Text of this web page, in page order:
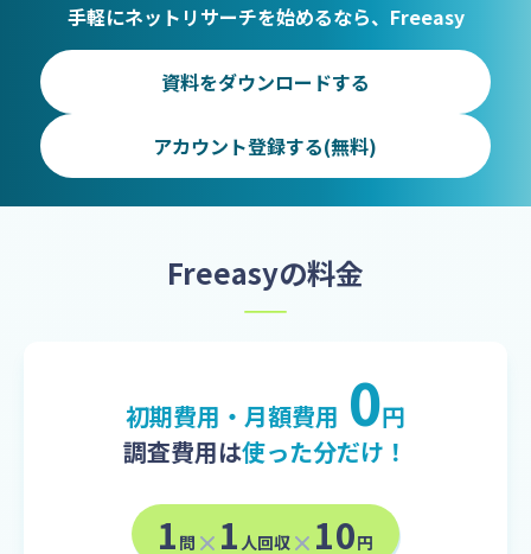
手軽にネットリサーチを始めるなら、Freeasy
資料をダウンロードする
アカウント登録する(無料)
Freeasyの料金
初期費用・月額費用 0円
調査費用は使った分だけ！
1 問 1 人回収 10円